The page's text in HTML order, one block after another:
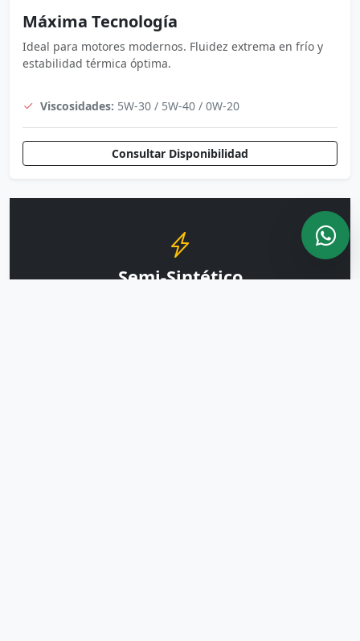
Máxima Tecnología
Ideal para motores modernos. Fluidez extrema en frío y
estabilidad térmica óptima.
Viscosidades: 5W-30 / 5W-40 / 0W-20
Consultar Disponibilidad
Semi-Sintético